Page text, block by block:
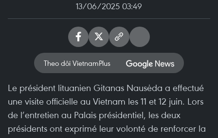
13/06/2025 03:49
Theo dõi VietnamPlus
Le président lituanien Gitanas Nausėda a effectué
une visite officielle au Vietnam les 11 et 12 juin. Lors
de l’entretien au Palais présidentiel, les deux
présidents ont exprimé leur volonté de renforcer la